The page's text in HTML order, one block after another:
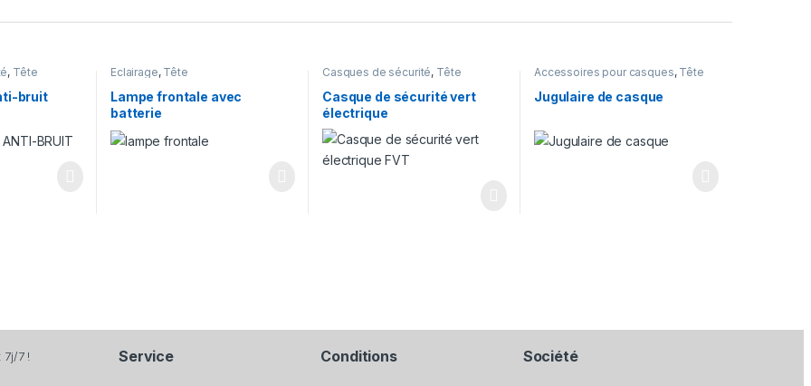
, Tête
bruit
Éclairage, Tête
Lampe frontale avec
batterie
Casques de sécurité, Tête
Casque de sécurité vert
électrique
Accessoires pour casques, Tête
Jugulaire de casque
7 ! Service Conditions Société